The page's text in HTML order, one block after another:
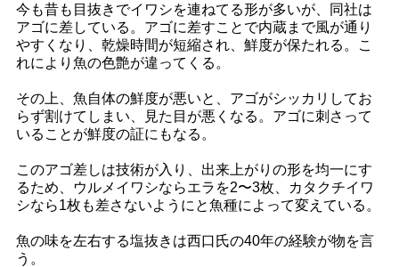
今も昔も目抜きでイワシを連ねてる形が多いが、同社は
アゴに差している。アゴに差すことで内蔵まで風が通り
やすくなり、乾燥時間が短縮され、鮮度が保たれる。こ
れにより魚の色艶が違ってくる。
その上、魚自体の鮮度が悪いと、アゴがシッカリしてお
らず割けてしまい、見た目が悪くなる。アゴに刺さって
いることが鮮度の証にもなる。
このアゴ差しは技術が入り、出来上がりの形を均一にす
るため、ウルメイワシならエラを2〜3枚、カタクチイワ
シなら1枚も差さないようにと魚種によって変えている。
魚の味を左右する塩抜きは西口氏の40年の経験が物を言
う。